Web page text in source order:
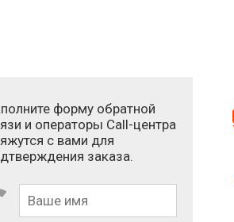
форму обратной
и операторы Call-центра
с вами для
заказа.